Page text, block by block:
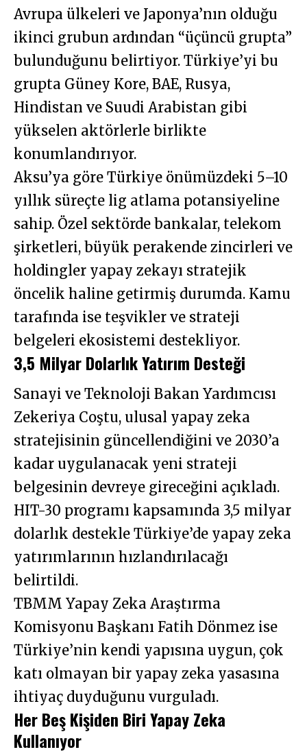
Avrupa ülkeleri ve Japonya’nın olduğu
ikinci grubun ardından “üçüncü grupta”
bulunduğunu belirtiyor. Türkiye’yi bu
grupta Güney Kore, BAE, Rusya,
Hindistan ve Suudi Arabistan gibi
yükselen aktörlerle birlikte
konumlandırıyor.
Aksu’ya göre Türkiye önümüzdeki 5–10
yıllık süreçte lig atlama potansiyeline
sahip. Özel sektörde bankalar, telekom
şirketleri, büyük perakende zincirleri ve
holdingler yapay zekayı stratejik
öncelik haline getirmiş durumda. Kamu
tarafında ise teşvikler ve strateji
belgeleri ekosistemi destekliyor.
3,5 Milyar Dolarlık Yatırım Desteği
Sanayi ve Teknoloji Bakan Yardımcısı
Zekeriya Coştu, ulusal yapay zeka
stratejisinin güncellendiğini ve 2030’a
kadar uygulanacak yeni strateji
belgesinin devreye gireceğini açıkladı.
HIT-30 programı kapsamında 3,5 milyar
dolarlık destekle Türkiye’de yapay zeka
yatırımlarının hızlandırılacağı
belirtildi.
TBMM Yapay Zeka Araştırma
Komisyonu Başkanı Fatih Dönmez ise
Türkiye’nin kendi yapısına uygun, çok
katı olmayan bir yapay zeka yasasına
ihtiyaç duyduğunu vurguladı.
Her Beş Kişiden Biri Yapay Zeka
Kullanıyor